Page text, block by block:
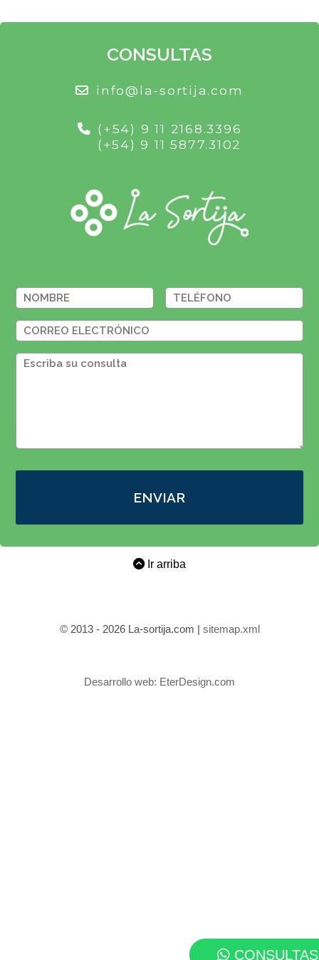
CONSULTAS
CONSULTAS
info@la-sortija.com
(+54) 9 11 2168.3396
(+54) 9 11 5877.3102
ENVIAR
Ir arriba
© 2013 - 2026 La-sortija.com | sitemap.xml
Desarrollo web: EterDesign.com